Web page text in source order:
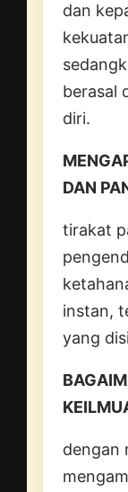
dan
berasal
diri.
DAN
tirakat
instan,
yang
dengan